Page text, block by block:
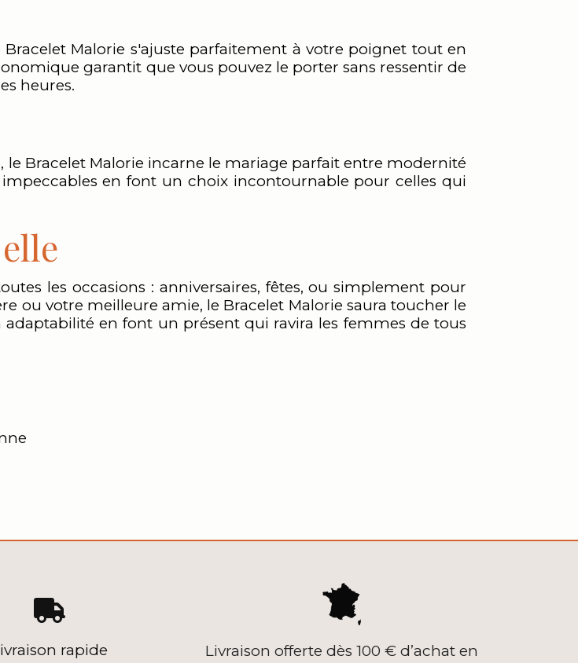
Malorie s'ajuste parfaitement à votre poignet tout en
garantit que vous pouvez le porter sans ressentir de
heures.
le Bracelet Malorie incarne le mariage parfait entre modernité
en font un choix incontournable pour celles qui
les occasions : anniversaires, fêtes, ou simplement pour
ou votre meilleure amie, le Bracelet Malorie saura toucher le
en font un présent qui ravira les femmes de tous

rapide
Livraison offerte dès 100 € d’achat en